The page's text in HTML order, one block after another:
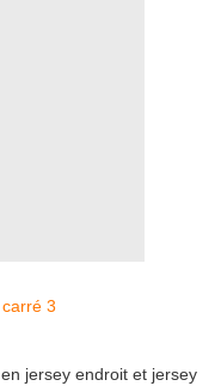
jersey endroit et jersey